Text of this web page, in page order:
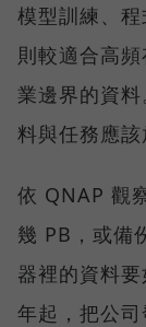
模型訓練、
則較適合高
業邊界的資
料與任務應該
依 QNAP 觀
幾 PB，或備
器裡的資料
年起，把公